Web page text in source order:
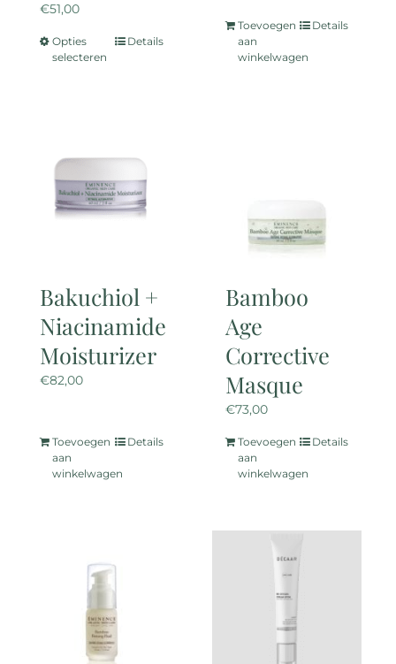
€51,00
Opties
selecteren
Dit
product
Deze
kan
gekozen
de
productpagina
Details
Toevoegen
aan
winkelwagen
Details
Bakuchiol +
Niacinamide
Moisturizer
€82,00
Toevoegen
aan
winkelwagen
Details
Bamboo
Age
Corrective
Masque
€73,00
Toevoegen
aan
winkelwagen
Details